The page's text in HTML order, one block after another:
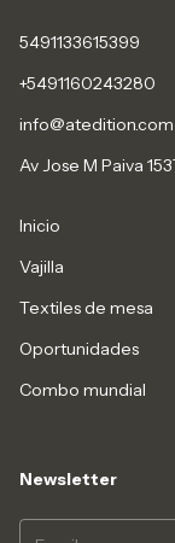
5491133615399
+5491160243280
info@atedition.com
Av Jose M Paiva
Inicio
Vajilla
Textiles de mesa
Oportunidades
Combo mundial
Newsletter